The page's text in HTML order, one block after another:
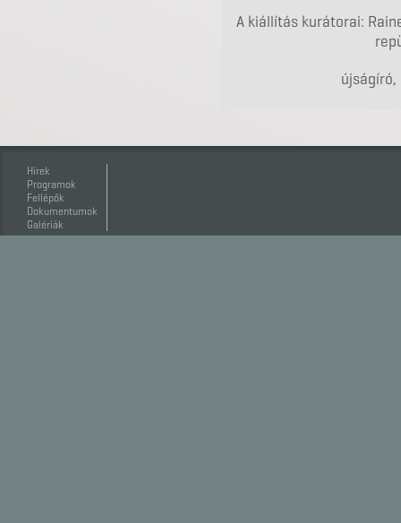
A kiállítás kurátorai:
Hírek
Programok
Fellépők
Dokumentumok
Galériák